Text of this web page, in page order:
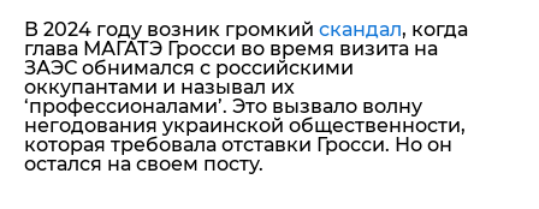
В 2024 году возник громкий скандал, когда
глава МАГАТЭ Гросси во время визита на
ЗАЭС обнимался с российскими
оккупантами и называл их
‘профессионалами’. Это вызвало волну
негодования украинской общественности,
которая требовала отставки Гросси. Но он
остался на своем посту.